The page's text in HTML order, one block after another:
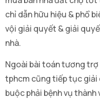
chỉ dẫn hữu hiệu & phổ
vội giải quyết & giải
nhà.
Ngoài bài toán tương
tphcm cũng tiếp tục
buộc phải bệnh vụ